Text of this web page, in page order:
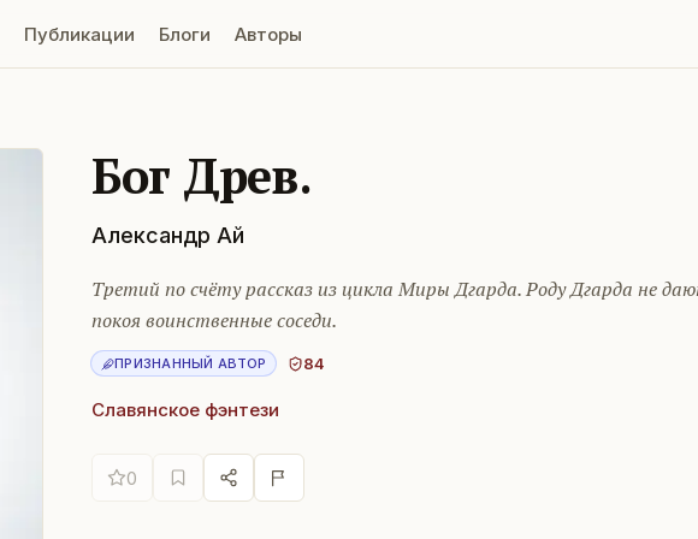
Публикации Блоги Авторы
Бог Древ.
Александр Ай
Третий по счёту рассказ из цикла Миры Дгарда. Роду Дгарда не
покоя воинственные соседи.
ПРИЗНАННЫЙ АВТОР 84
Славянское фэнтези
0